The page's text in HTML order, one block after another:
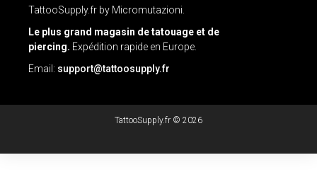
TattooSupply.fr by Micromutazioni.
Le plus grand magasin de tatouage et de
piercing. Expédition rapide en Europe.
Email: support@tattoosupply.fr
TattooSupply.fr © 2026